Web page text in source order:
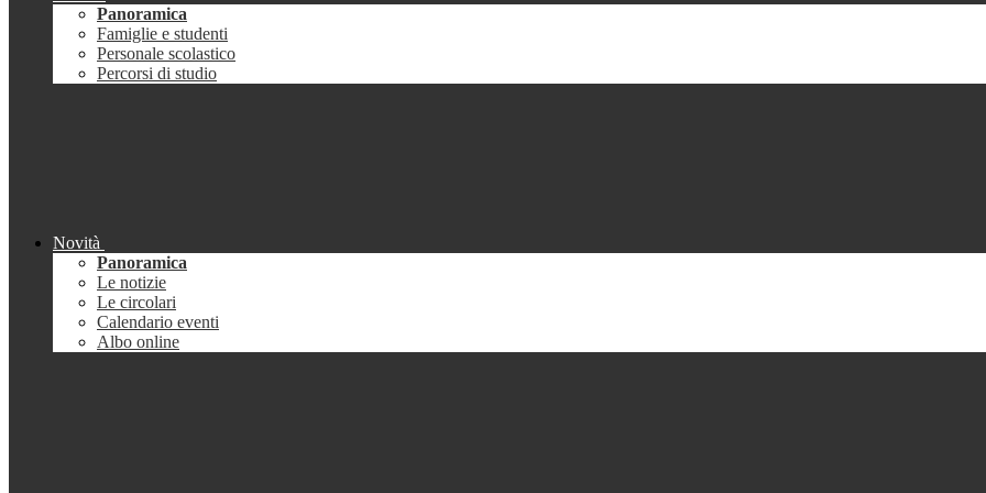
Panoramica
Famiglie e studenti
Personale scolastico
Percorsi di studio
Novità
Panoramica
Le notizie
Le circolari
Calendario eventi
Albo online